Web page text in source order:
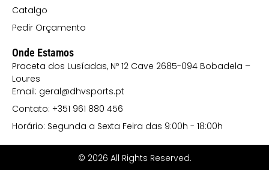
MILITAR
152 VERDE
EMPREENDIMENTO
168
VERMELHO
PÁLIDO
169
VERMELHO
Catalgo
Pedir Orçamento
Onde Estamos
Praceta dos Lusíadas, Nº 12 Cave 2685-094 Bobadela –
Loures
Email: geral@dhvsports.pt
Contato: +351 961 880 456
Horário: Segunda a Sexta Feira das 9:00h - 18:00h
© 2026 All Rights Reserved.